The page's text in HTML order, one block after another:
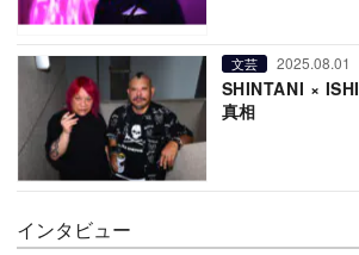
文芸 2025.08.01
SHINTANI ×
真相
インタビュー